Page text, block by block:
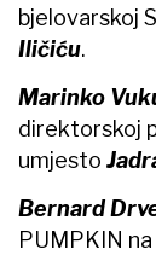
bjelovarskoj
Iličiću.
Marinko
direktorskoj
umjesto
Bernard
PUMPKIN